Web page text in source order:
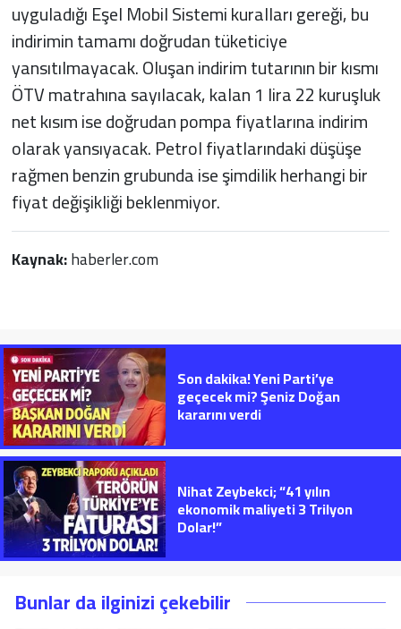
uyguladığı Eşel Mobil Sistemi kuralları gereği, bu
indirimin tamamı doğrudan tüketiciye
yansıtılmayacak. Oluşan indirim tutarının bir kısmı
ÖTV matrahına sayılacak, kalan 1 lira 22 kuruşluk
net kısım ise doğrudan pompa fiyatlarına indirim
olarak yansıyacak. Petrol fiyatlarındaki düşüşe
rağmen benzin grubunda ise şimdilik herhangi bir
fiyat değişikliği beklenmiyor.
Kaynak:haberler.com
Son dakika! Yeni Parti’ye
geçecek mi? Şeniz Doğan
kararını verdi
Nihat Zeybekci; “41 yılın
ekonomik maliyeti 3 Trilyon
Dolar!”
Bunlar da ilginizi çekebilir